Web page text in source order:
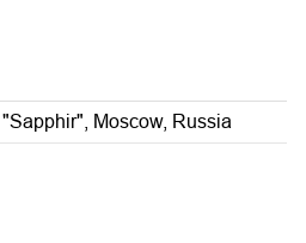
Moscow, Russia